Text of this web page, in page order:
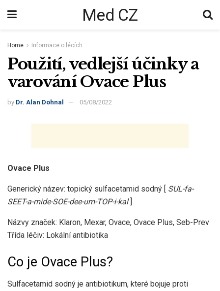
Med CZ
Home Informace o lécích
Použití, vedlejší účinky a
varování Ovace Plus
by Dr. Alan Dohnal 05/08/2022
Ovace Plus
Generický název: topický sulfacetamid sodný [ SUL-fa-
SEET-a-mide-SOE-dee-um-TOP-i-kal]
Názvy značek: Klaron, Mexar, Ovace, Ovace Plus, Seb-Prev
Třída léčiv: Lokální antibiotika
Co je Ovace Plus?
Sulfacetamid sodný je antibiotikum, které bojuje proti